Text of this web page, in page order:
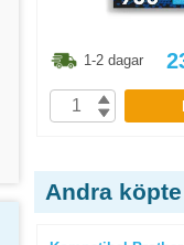
1-2 dagar
Andra